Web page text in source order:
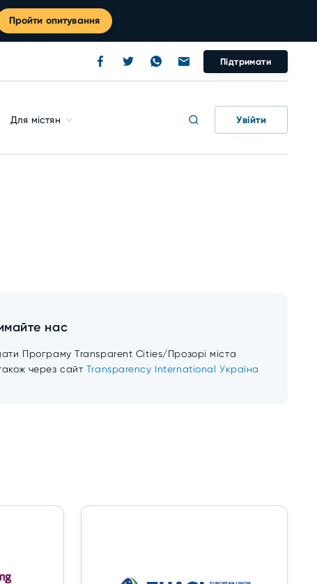
Пройти опитування
Підтримати
Для містян Увійти
нас
Програму Transparent Cities/Прозорі міста
через сайт Transparency International Україна